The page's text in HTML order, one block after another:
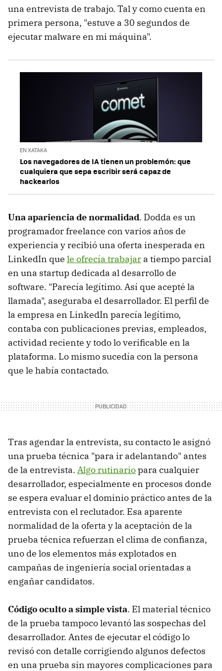
una entrevista de trabajo. Tal y como cuenta en
primera persona, "estuve a 30 segundos de
ejecutar malware en mi máquina".
EN XATAKA
Los navegadores de IA tienen un problemón: que
cualquiera que sepa escribir será capaz de
hackearlos
Una apariencia de normalidad. Dodda es un
programador freelance con varios años de
experiencia y recibió una oferta inesperada en
LinkedIn que le ofrecía trabajar a tiempo parcial
en una startup dedicada al desarrollo de
software. "Parecía legítimo. Así que acepté la
llamada", aseguraba el desarrollador. El perfil de
la empresa en LinkedIn parecía legítimo,
contaba con publicaciones previas, empleados,
actividad reciente y todo lo verificable en la
plataforma. Lo mismo sucedía con la persona
que le había contactado.
Tras agendar la entrevista, su contacto le asignó
una prueba técnica "para ir adelantando" antes
de la entrevista. Algo rutinariopara cualquier
desarrollador, especialmente en procesos donde
se espera evaluar el dominio práctico antes de la
entrevista con el reclutador. Esa aparente
normalidad de la oferta y la aceptación de la
prueba técnica refuerzan el clima de confianza,
uno de los elementos más explotados en
campañas de ingeniería social orientadas a
engañar candidatos.
Código oculto a simple vista. El material técnico
de la prueba tampoco levantó las sospechas del
desarrollador. Antes de ejecutar el código lo
revisó con detalle corrigiendo algunos defectos
en una prueba sin mayores complicaciones para